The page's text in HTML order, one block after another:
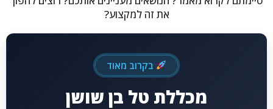
את זה למקצוע?
בקרוב מאוד
מכללת טל בן שושן